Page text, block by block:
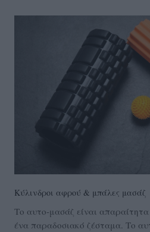
Kύλινδροι αφρού & μπάλες μασάζ
Το αυτο-μασάζ είναι
ένα παραδοσιακό ζέσταμα. Το